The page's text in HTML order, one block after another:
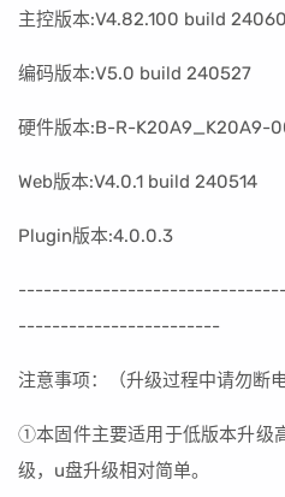
主控版本:V4.82.100 build
编码版本:V5.0 build 240527
硬件版本:B-R-K20A9_K20A9-
Web版本:V4.0.1 build 240514
Plugin版本:4.0.0.3
------------------------
注意事项：（升级过程中请勿断电
①本固件主要适用于低版本升级
级，u盘升级相对简单。